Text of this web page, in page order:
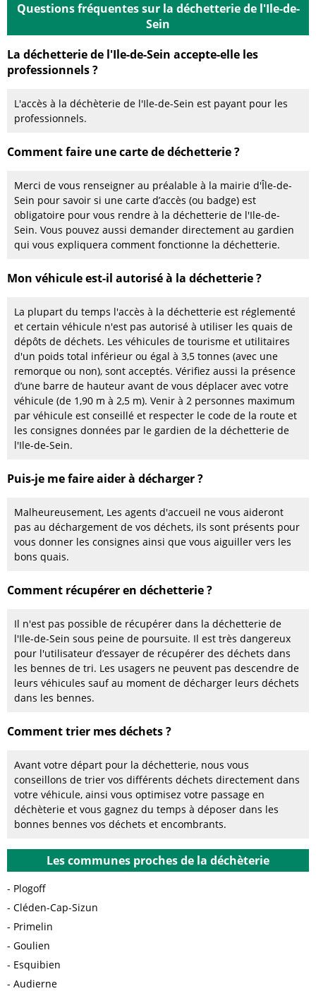
Questions fréquentes sur la déchetterie de l'Ile-de-
Sein
La déchetterie de l'Ile-de-Sein accepte-elle les
professionnels ?
L'accès à la déchèterie de l'Ile-de-Sein est payant pour les
professionnels.
Comment faire une carte de déchetterie ?
Merci de vous renseigner au préalable à la mairie d'Île-de-
Sein pour savoir si une carte d’accès (ou badge) est
obligatoire pour vous rendre à la déchetterie de l'Ile-de-
Sein. Vous pouvez aussi demander directement au gardien
qui vous expliquera comment fonctionne la déchetterie.
Mon véhicule est-il autorisé à la déchetterie ?
La plupart du temps l'accès à la déchetterie est réglementé
et certain véhicule n'est pas autorisé à utiliser les quais de
dépôts de déchets. Les véhicules de tourisme et utilitaires
d'un poids total inférieur ou égal à 3,5 tonnes (avec une
remorque ou non), sont acceptés. Vérifiez aussi la présence
d’une barre de hauteur avant de vous déplacer avec votre
véhicule (de 1,90 m à 2,5 m). Venir à 2 personnes maximum
par véhicule est conseillé et respecter le code de la route et
les consignes données par le gardien de la déchetterie de
l'Ile-de-Sein.
Puis-je me faire aider à décharger ?
Malheureusement, Les agents d'accueil ne vous aideront
pas au déchargement de vos déchets, ils sont présents pour
vous donner les consignes ainsi que vous aiguiller vers les
bons quais.
Comment récupérer en déchetterie ?
Il n'est pas possible de récupérer dans la déchetterie de
l'Ile-de-Sein sous peine de poursuite. Il est très dangereux
pour l'utilisateur d’essayer de récupérer des déchets dans
les bennes de tri. Les usagers ne peuvent pas descendre de
leurs véhicules sauf au moment de décharger leurs déchets
dans les bennes.
Comment trier mes déchets ?
Avant votre départ pour la déchetterie, nous vous
conseillons de trier vos différents déchets directement dans
votre véhicule, ainsi vous optimisez votre passage en
déchèterie et vous gagnez du temps à déposer dans les
bonnes bennes vos déchets et encombrants.
Les communes proches de la déchèterie
Plogoff
Cléden-Cap-Sizun
Primelin
Goulien
Esquibien
Audierne